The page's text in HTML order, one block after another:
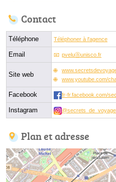
Contact
Téléphone Téléphoner à l'agence
Email pveluⓐunisco.fr
Site web
www.youtube.com/
Facebook fr-fr.facebook.com/
Instagram
Plan et adresse